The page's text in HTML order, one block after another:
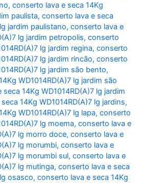
,conserto lava e seca 14Kg
paulista,conserto lava e seca
jardim paulistano,conserto lava e
lg jardim petropolis,conserto
lg jardim regina,conserto
lg jardim rincão,conserto
lg jardim são bento,
WD1014RD(A)7 lg jardim são
14Kg WD1014RD(A)7 lg jardim
14Kg WD1014RD(A)7 lg jardins,
WD1014RD(A)7 lg lapa,conserto
lg moema,conserto lava e
lg morro doce,conserto lava e
lg morumbi,conserto lava e
lg morumbi sul,conserto lava e
lg mutinga,conserto lava e seca
osasco,conserto lava e seca 14Kg